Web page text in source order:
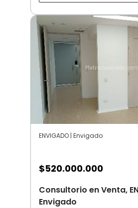
ENVIGADO | Envigado
$520.000.000
Consultorio en Venta,
Envigado